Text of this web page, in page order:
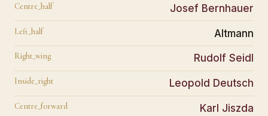
Centre_half Josef Bernhauer
Left_half Altmann
Right_wing Rudolf Seidl
Inside_right Leopold Deutsch
Centre_forward Karl Jiszda